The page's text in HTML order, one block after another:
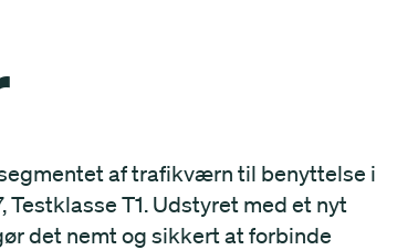
af trafikværn til benyttelse i
Testklasse T1. Udstyret med et nyt
det nemt og sikkert at forbinde